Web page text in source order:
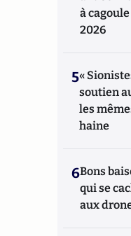
à cagoule
2026
5«
soutien
les
haine
6Bons
qui se
aux